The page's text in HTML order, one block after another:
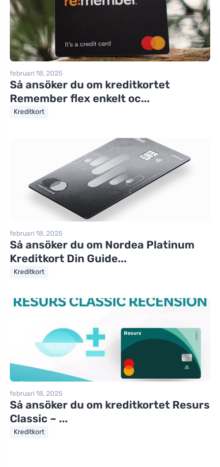
februari 18, 2025
Så ansöker du om kreditkortet
Remember flex enkelt oc...
Kreditkort
februari 18, 2025
Så ansöker du om Nordea Platinum
Kreditkort Din Guide...
Kreditkort
februari 18, 2025
Så ansöker du om kreditkortet Resurs
Classic – ...
Kreditkort